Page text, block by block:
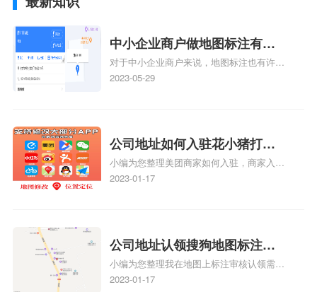
中小企业商户做地图标注有什
么好处
对于中小企业商户来说，地图标注也有许多
好处，包括：提高可见性和曝光率：通过在
位置，增加商户被发现的机会。方便客户导
航：地图标注可以帮助客户更容易地找到商
户的实际位置。特别是对于新客户或不熟悉
该地区的客户来说，地图标注可以提供明确
图标注服务中心面的存在。对于一些客户来
说，实体指路人地
2023-05-29
公司地址如何入驻花小猪打车
地图标记？指路人地图标注服
务中心铺如何入驻花小猪打车
小编为您整理美团商家如何入驻，商家入驻
教程、商家如何入驻地图、如何入驻地:、
2023-01-17
公司地址认领搜狗地图标注多
久审核？公司地址认领地图标
注多久审核？
小编为您整理我在地图上标注审核认领需要
多久、我在地图上标注审核认领需要多久
2023-01-17